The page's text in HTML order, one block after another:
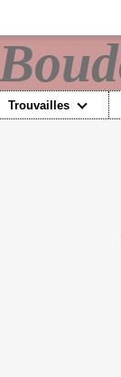
Trouvailles